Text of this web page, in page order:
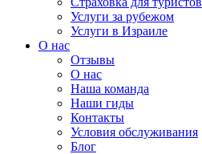
Услуги за рубежом
Услуги в Израиле
О нас
Отзывы
О нас
Наша команда
Наши гиды
Контакты
Условия обслуживания
Блог